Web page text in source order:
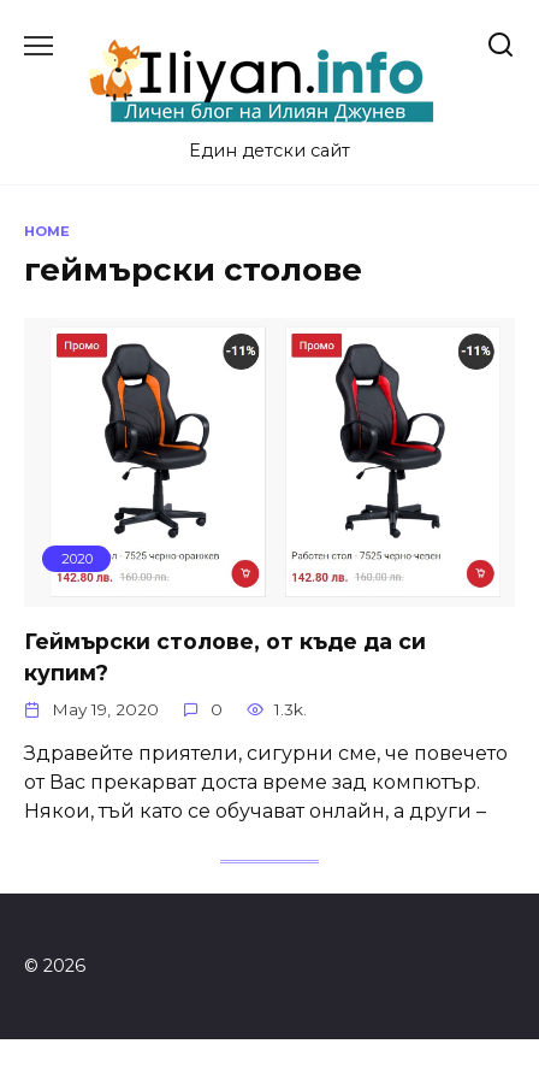
Един детски сайт
HOME
геймърски столове
2020
Геймърски столове, от къде да си
купим?
May 19, 2020 0 1.3k.
Здравейте приятели, сигурни сме, че повечето
от Вас прекарват доста време зад компютър.
Някои, тъй като се обучават онлайн, а други –
© 2026